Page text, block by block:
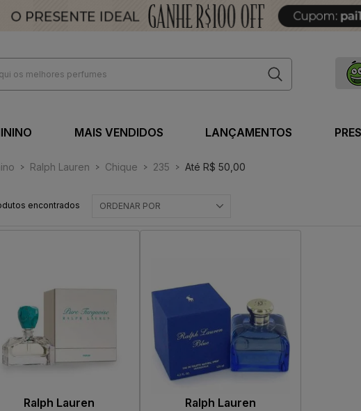
MAIS VENDIDOS LANÇAMENTOS
Ralph Lauren Chique 235 Até R$ 50,00
ORDENAR POR
encontrados
Ralph Lauren Ralph Lauren